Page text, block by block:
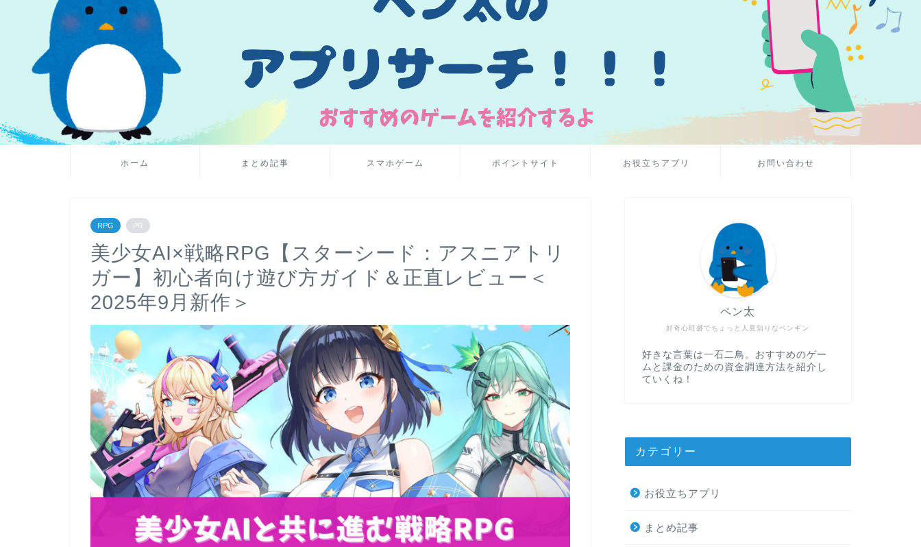
ホーム まとめ記事 スマホゲーム ポイントサイト お役立ちアプリ お問い合わせ
RPG PR
美少女AI×戦略RPG【スターシード：アスニアトリ
ガー】初心者向け遊び方ガイド＆正直レビュー＜
2025年9月新作＞
好奇心旺盛でちょっと人見知りなペンギン
ペン太
好きな言葉は一石二鳥。おすすめのゲー
ムと課金のための資金調達方法を紹介し
ていくね！
カテゴリー
お役立ちアプリ
まとめ記事